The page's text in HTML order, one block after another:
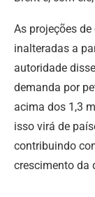
As projeções
inalteradas a
autoridade
demanda por
acima dos 1,3
isso virá de
contribuindo
crescimento da